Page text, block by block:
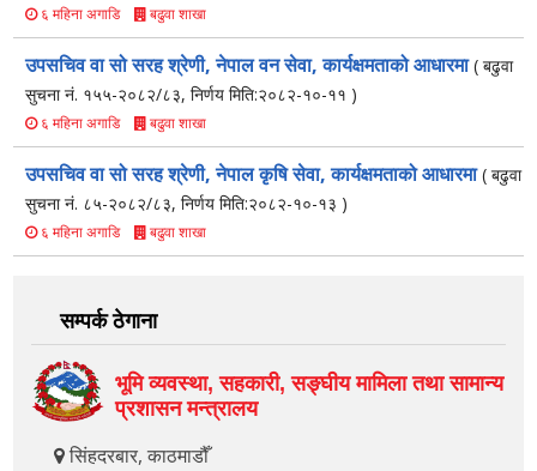
६ महिना अगाडि बढुवा शाखा
उपसचिव वा सो सरह श्रेणी, नेपाल वन सेवा, कार्यक्षमताको आधारमा( बढुवा
सुचना नं. १५५-२०८२/८३, निर्णय मिति:२०८२-१०-११ )
६ महिना अगाडि बढुवा शाखा
उपसचिव वा सो सरह श्रेणी, नेपाल कृषि सेवा, कार्यक्षमताको आधारमा( बढुवा
सुचना नं. ८५-२०८२/८३, निर्णय मिति:२०८२-१०-१३ )
६ महिना अगाडि बढुवा शाखा
सम्पर्क ठेगाना
भूमि व्यवस्था, सहकारी, सङ्‍घीय मामिला तथा सामान्य
प्रशासन मन्त्रालय
सिंहदरबार, काठमाडौँ